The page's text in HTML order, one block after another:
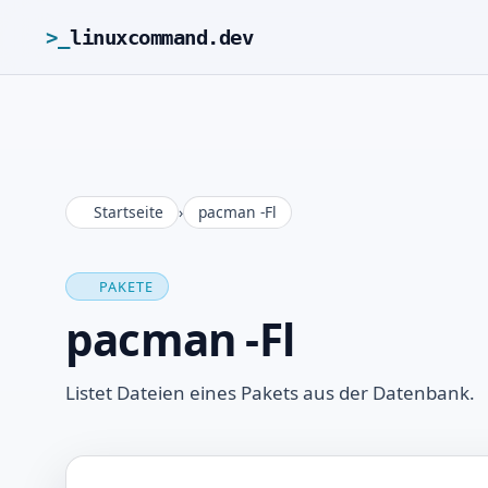
>_ linuxcommand.dev
Startseite › pacman -Fl
PAKETE
pacman -Fl
Listet Dateien eines Pakets aus der Datenbank.